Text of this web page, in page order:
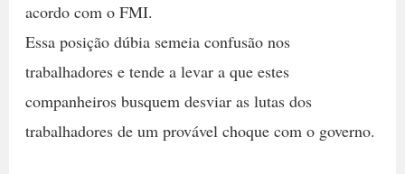
acordo com o FMI.
Essa posição dúbia semeia confusão nos
trabalhadores e tende a levar a que estes
companheiros busquem desviar as lutas dos
trabalhadores de um provável choque com o governo.